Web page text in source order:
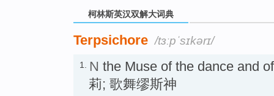
柯林斯英汉双解大词典
Terpsichore /tɜːpˈsɪkərɪ/
1. N the Muse of the dance and
莉; 歌舞缪斯神